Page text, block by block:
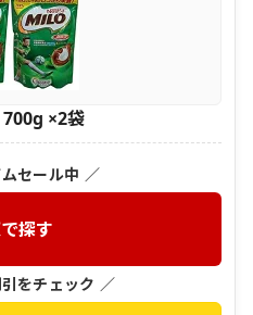
700g ×2袋
セール中 ／
探す
をチェック ／